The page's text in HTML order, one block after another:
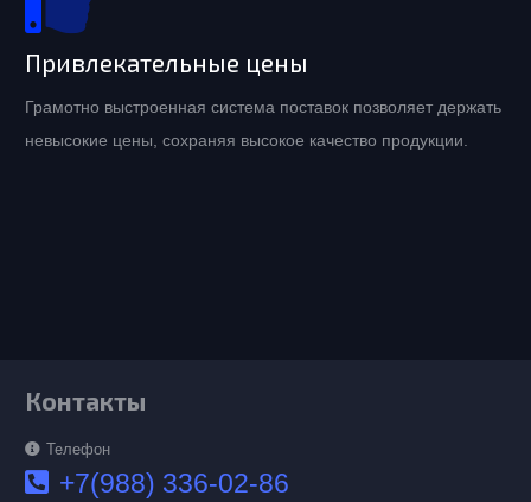
Привлекательные цены
Грамотно выстроенная система поставок позволяет держать
невысокие цены, сохраняя высокое качество продукции.
Контакты
Телефон
+7(988) 336-02-86